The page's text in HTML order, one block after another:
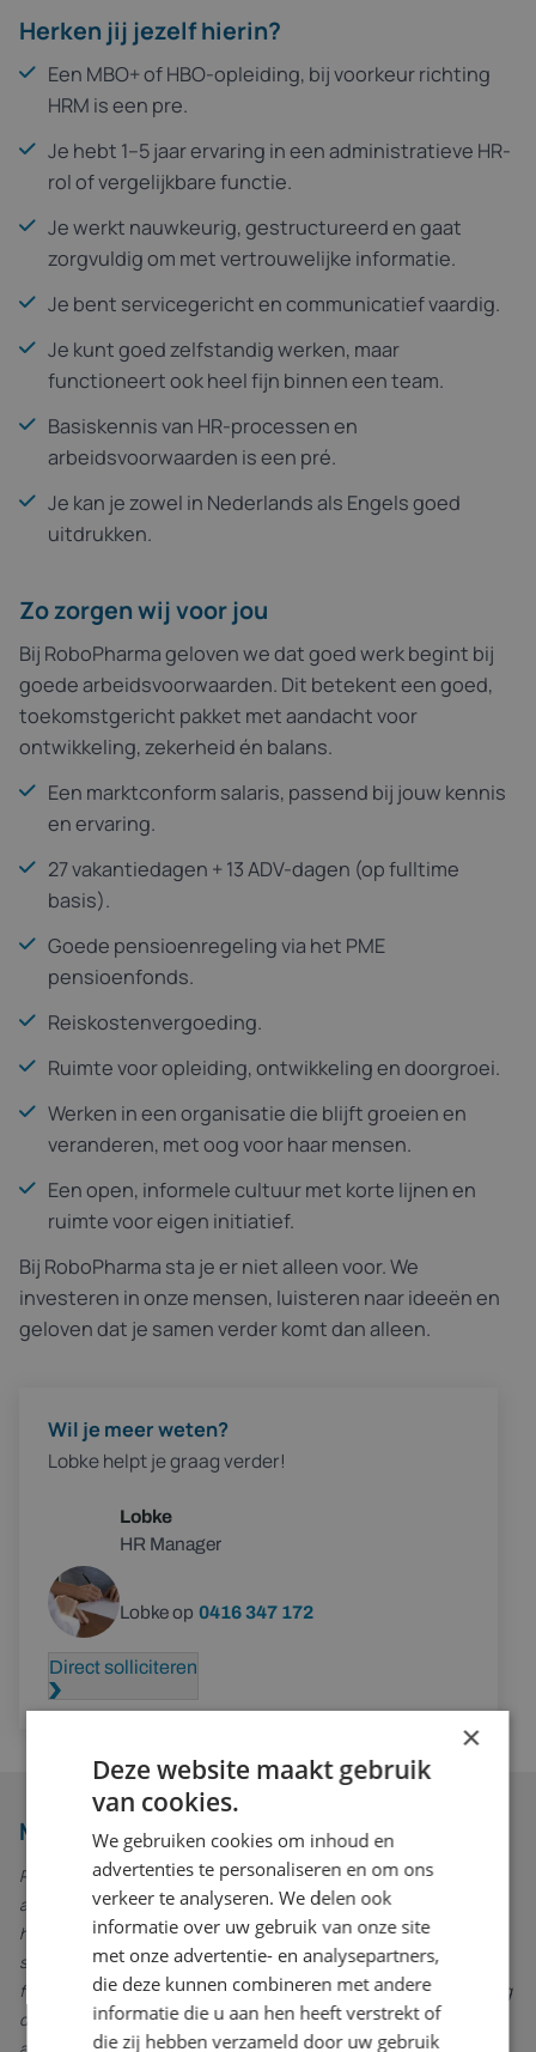
Herken jij jezelf hierin?
Een MBO+ of HBO-opleiding, bij voorkeur richting
HRM is een pre.
Je hebt 1–5 jaar ervaring in een administratieve HR-
rol of vergelijkbare functie.
Je werkt nauwkeurig, gestructureerd en gaat
zorgvuldig om met vertrouwelijke informatie.
Je bent servicegericht en communicatief vaardig.
Je kunt goed zelfstandig werken, maar
functioneert ook heel fijn binnen een team.
Basiskennis van HR-processen en
arbeidsvoorwaarden is een pré.
Je kan je zowel in Nederlands als Engels goed
uitdrukken.
Zo zorgen wij voor jou
Bij RoboPharma geloven we dat goed werk begint bij
goede arbeidsvoorwaarden. Dit betekent een goed,
toekomstgericht pakket met aandacht voor
ontwikkeling, zekerheid én balans.
Een marktconform salaris, passend bij jouw kennis
en ervaring.
27 vakantiedagen + 13 ADV-dagen (op fulltime
basis).
Goede pensioenregeling via het PME
pensioenfonds.
Reiskostenvergoeding.
Ruimte voor opleiding, ontwikkeling en doorgroei.
Werken in een organisatie die blijft groeien en
veranderen, met oog voor haar mensen.
Een open, informele cultuur met korte lijnen en
ruimte voor eigen initiatief.
Bij RoboPharma sta je er niet alleen voor. We
investeren in onze mensen, luisteren naar ideeën en
geloven dat je samen verder komt dan alleen.
Wil je meer weten?
Lobke helpt je graag verder!
Lobke
HR Manager
Bel Lobke op 0416 347 172
Direct solliciteren
Maak kennis met ons
RoboPharma is de internationale marktleider in
automatiseringstechnologie voor apotheken en oplossingen voor
het verwerken van grote hoeveelheden recepten. RoboPharma
stroomlijnt de workflow van vrijwel elke apotheek met uniek
flexibele systemen, op maat ontworpen om 90% van de verpakking
die door farmaceutische bedrijven wordt geproduceerd te
×
Deze website maakt gebruik
van cookies.
We gebruiken cookies om inhoud en
advertenties te personaliseren en om ons
verkeer te analyseren. We delen ook
informatie over uw gebruik van onze site
met onze advertentie- en analysepartners,
die deze kunnen combineren met andere
informatie die u aan hen heeft verstrekt of
die zij hebben verzameld door uw gebruik